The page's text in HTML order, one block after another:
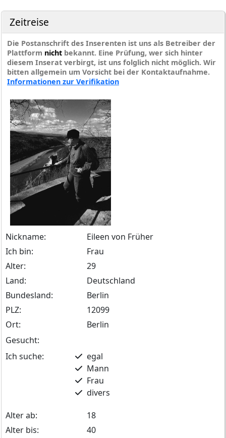
Zeitreise
Die Postanschrift des Inserenten ist uns als Betreiber der
Plattform nicht bekannt. Eine Prüfung, wer sich hinter
diesem Inserat verbirgt, ist uns folglich nicht möglich. Wir
bitten allgemein um Vorsicht bei der Kontaktaufnahme.
Informationen zur Verifikation
Nickname:
Eileen von Früher
Ich bin:
Frau
Alter:
29
Land:
Deutschland
Bundesland:
Berlin
PLZ:
12099
Ort:
Berlin
Gesucht:
Ich suche:
egal
Mann
Frau
divers
Alter ab:
18
Alter bis:
40